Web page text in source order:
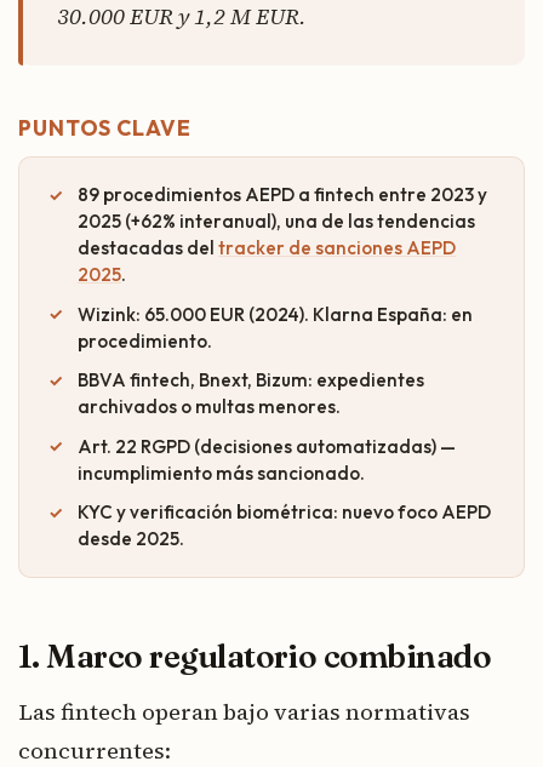
30.000 EUR y 1,2 M EUR.
PUNTOS CLAVE
89 procedimientos AEPD a fintech entre 2023 y
2025 (+62% interanual), una de las tendencias
destacadas del tracker de sanciones AEPD
2025.
Wizink: 65.000 EUR (2024). Klarna España: en
procedimiento.
BBVA fintech, Bnext, Bizum: expedientes
archivados o multas menores.
Art. 22 RGPD (decisiones automatizadas) —
incumplimiento más sancionado.
KYC y verificación biométrica: nuevo foco AEPD
desde 2025.
1. Marco regulatorio combinado
Las fintech operan bajo varias normativas
concurrentes: